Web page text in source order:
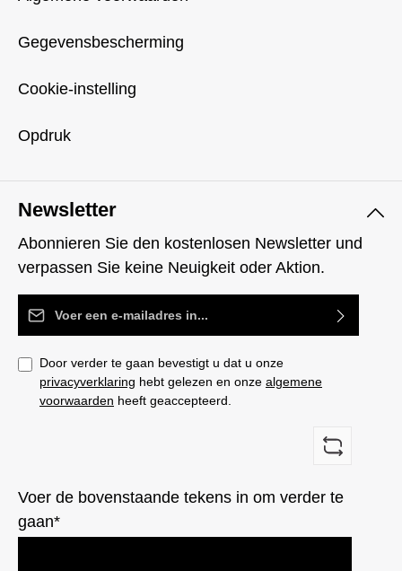
Newsletter
Abonnieren Sie den kostenlosen Newsletter und
verpassen Sie keine Neuigkeit oder Aktion.
E-mailadres*
Door verder te gaan bevestigt u dat u onze
privacyverklaring hebt gelezen en onze algemene
voorwaarden heeft geaccepteerd.
Voer de bovenstaande tekens in om verder te
gaan*
Gegevensbescherming
Cookie-instelling
Opdruk